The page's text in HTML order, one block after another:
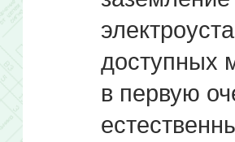
доступных
в первую